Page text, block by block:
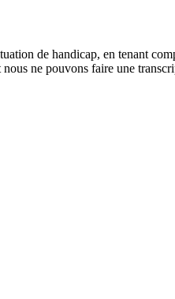
de handicap, en tenant
ne pouvons faire une